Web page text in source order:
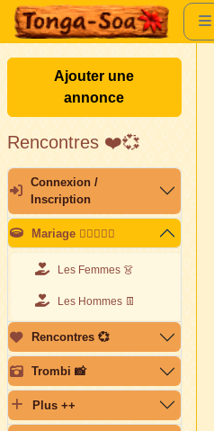
Ajouter une
annonce
Rencontres ❤️💞
Connexion /
Inscription
Mariage 👩🏽‍❤️‍👨🏽
Les Femmes 👗
Les Hommes 👖
Rencontres 💞
Trombi 📸
Plus ++